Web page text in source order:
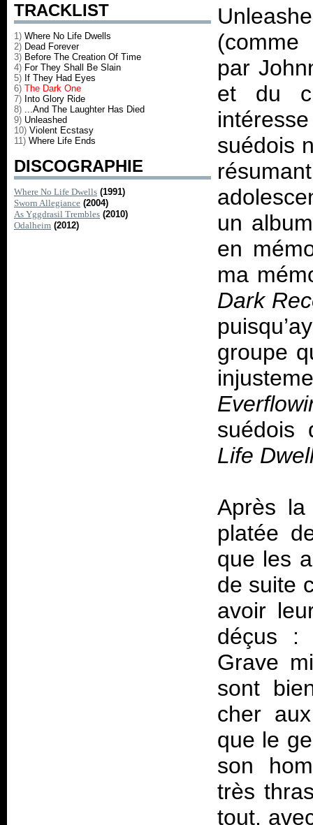
TRACKLIST
1) Where No Life Dwells
2) Dead Forever
3) Before The Creation Of Time
4) For They Shall Be Slain
5) If They Had Eyes
6) The Dark One
7) Into Glory Ride
8) ...And The Laughter Has Died
9) Unleashed
10) Violent Ecstasy
11) Where Life Ends
DISCOGRAPHIE
Where No Life Dwells (1991)
Sworn Allegiance (2004)
As Yggdrasil Trembles (2010)
Odalheim (2012)
par
et du
suédois
un
en
ma
Dark
groupe
suédois
Life
Après
platée
que les
de suite
avoir
déçus :
Grave
sont
cher
que le
son
très
tout,